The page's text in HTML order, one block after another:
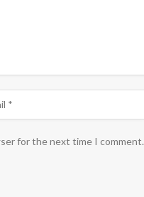
for the next time I comment.